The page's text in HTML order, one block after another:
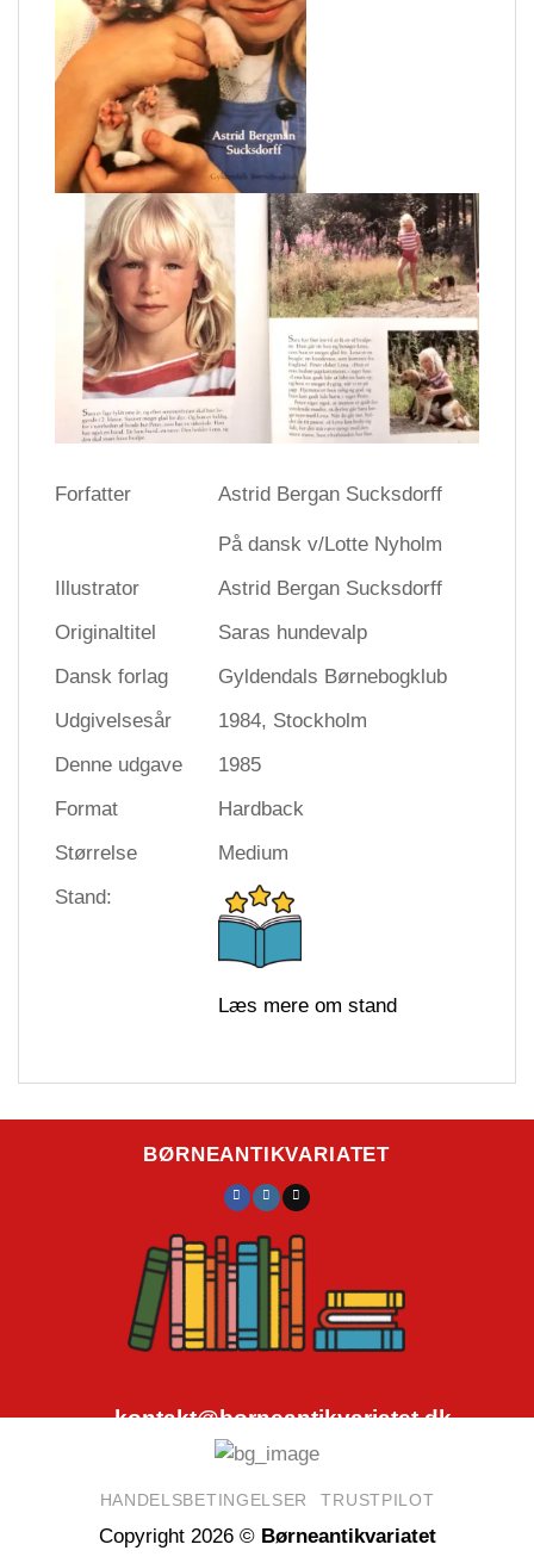
Forfatter Astrid Bergan Sucksdorff
På dansk v/Lotte Nyholm
Illustrator
Astrid Bergan Sucksdorff
Originaltitel
Saras hundevalp
Dansk forlag
Gyldendals Børnebogklub
Udgivelsesår
1984, Stockholm
Denne udgave
1985
Format
Hardback
Størrelse
Medium
Stand:
Læs mere om stand
BØRNEANTIKVARIATET
kontakt@borneantikvariatet.dk
HANDELSBETINGELSER TRUSTPILOT
Copyright 2026 © Børneantikvariatet